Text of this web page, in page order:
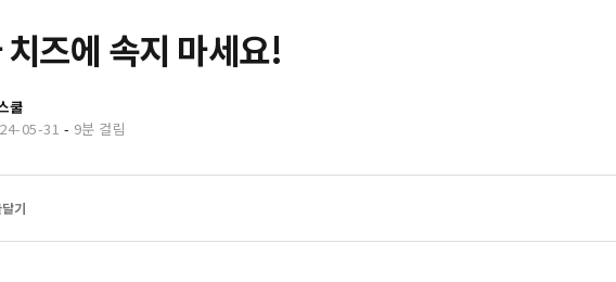
즈에 속지 마세요!
쿨
05-31 - 9분 걸림
기